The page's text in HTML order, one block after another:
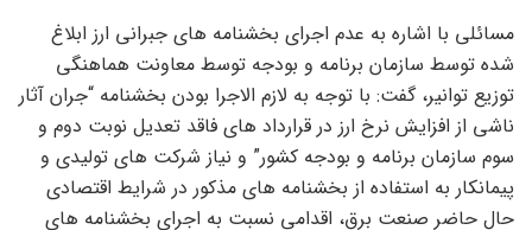
مسائلی با اشاره به عدم اجرای بخشنامه های جبرانی ارز ابلاغ
شده توسط سازمان برنامه و بودجه توسط معاونت هماهنگی
توزیع توانیر، گفت: با توجه به لازم الاجرا بودن بخشنامه “جران آثار
ناشی از افزایش نرخ ارز در قرارداد های فاقد تعدیل نوبت دوم و
سوم سازمان برنامه و بودجه کشور” و نیاز شرکت های تولیدی و
پیمانکار به استفاده از بخشنامه های مذکور در شرایط اقتصادی
حال حاضر صنعت برق، اقدامی نسبت به اجرای بخشنامه های